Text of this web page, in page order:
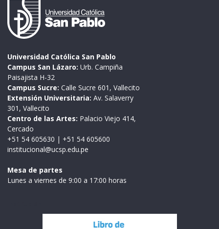
Universidad Católica San Pablo
Campus San Lázaro: Urb. Campiña
Paisajista H-32
Campus Sucre: Calle Sucre 601, Vallecito
Extensión Universitaria: Av. Salaverry
301, Vallecito
Centro de las Artes: Palacio Viejo 414,
Cercado
+51 54 605630 | +51 54 605600
institucional@ucsp.edu.pe
Mesa de partes
Lunes a viernes de 9:00 a 17:00 horas